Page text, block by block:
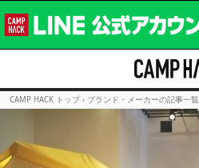
CAMP HACK トップ › ブランド・メーカーの記事一覧